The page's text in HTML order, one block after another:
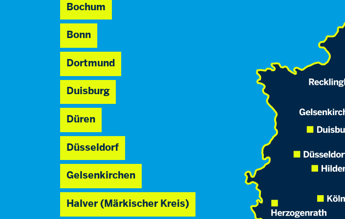
Bochum
Bonn
Dortmund
Duisburg
Düren
Düsseldorf
Gelsenkirchen
Halver (Märkischer Kreis)